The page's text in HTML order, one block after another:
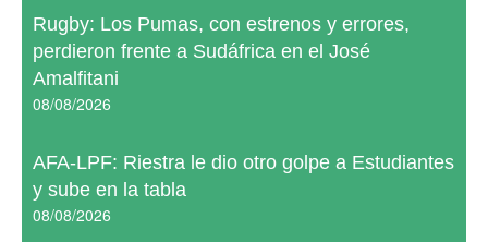
Rugby: Los Pumas, con estrenos y errores,
perdieron frente a Sudáfrica en el José
Amalfitani
08/08/2026
AFA-LPF: Riestra le dio otro golpe a Estudiantes
y sube en la tabla
08/08/2026